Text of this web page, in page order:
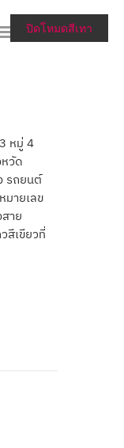
หมู่ 4
วัด
รถยนต์
มายเลข
าย
สีเขียวที่
ปิดโหมดสีเทา